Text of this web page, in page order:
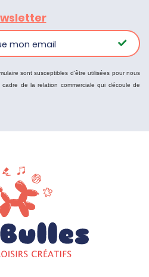
mon email
sont susceptibles d'être utilisées pour nous
de la relation commerciale qui découle de